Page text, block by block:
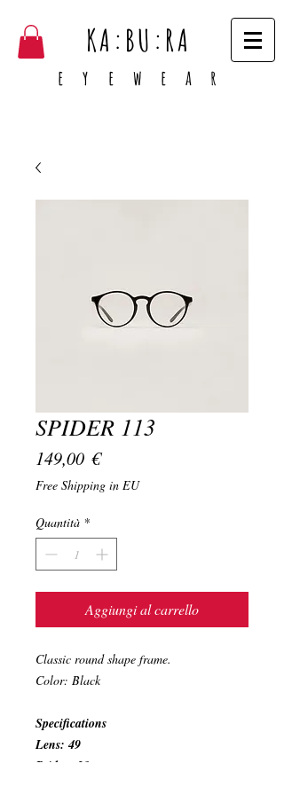
KA:BU:RA
e y e w e a r
SPIDER 113
149,00 €Prezzo
Free Shipping in EU
Quantità *
Aggiungi al carrello
Classic round shape frame.
Color: Black
Specifications
Lens: 49
Bridge: 21